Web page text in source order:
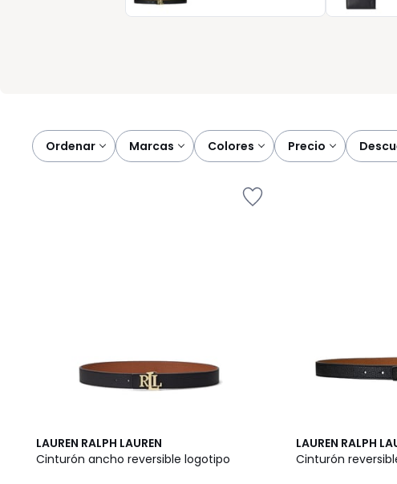
bien es también ganar tiempo, sumar estilo y sentirte cómoda día
Ordenar marcas colores precio
LAUREN RALPH LAUREN
Cinturón ancho reversible logotipo
4,6
/ 5
LAUREN RALPH
Cinturón
4,7
/ 5